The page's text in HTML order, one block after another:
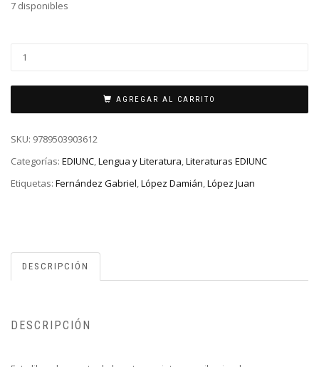
7 disponibles
AGREGAR AL CARRITO
SKU: 9789503903612
Categorías: EDIUNC,Lengua y Literatura,Literaturas EDIUNC
Etiquetas: Fernández Gabriel,López Damián,López Juan
DESCRIPCIÓN
DESCRIPCIÓN